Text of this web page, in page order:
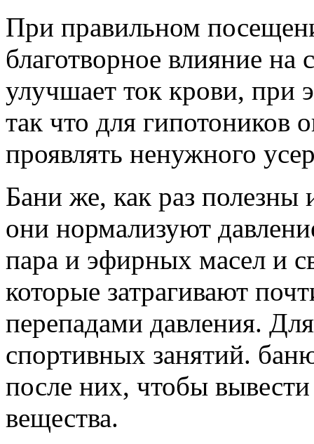
При правильном
благотворное влияние на
улучшает ток крови, при
так что для гипотоников
проявлять ненужного
Бани же, как раз полезны
они нормализуют
пара и эфирных масел и
которые затрагивают
перепадами давления.
спортивных занятий.
после них, чтобы
вещества.